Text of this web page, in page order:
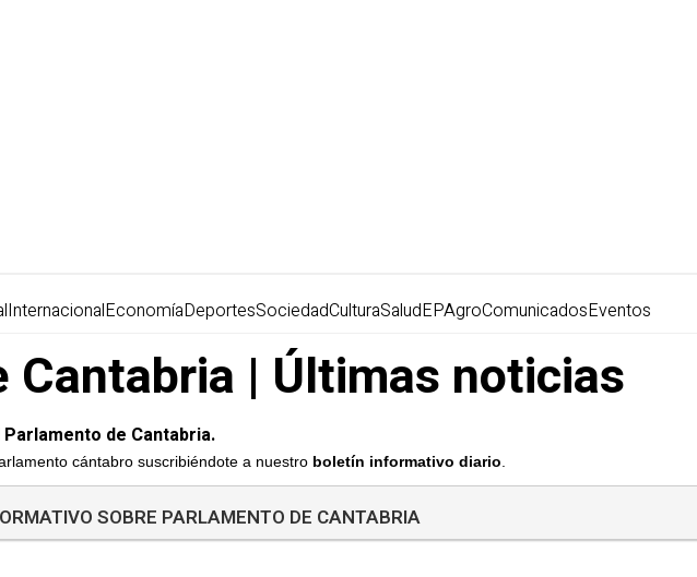
InternacionalEconomíaDeportesSociedadCulturaSaludEPAgroComunicadosEventos
Cantabria | Últimas noticias
Parlamento de Cantabria.
cántabro suscribiéndote a nuestro boletín informativo diario
SOBRE PARLAMENTO DE CANTABRIA